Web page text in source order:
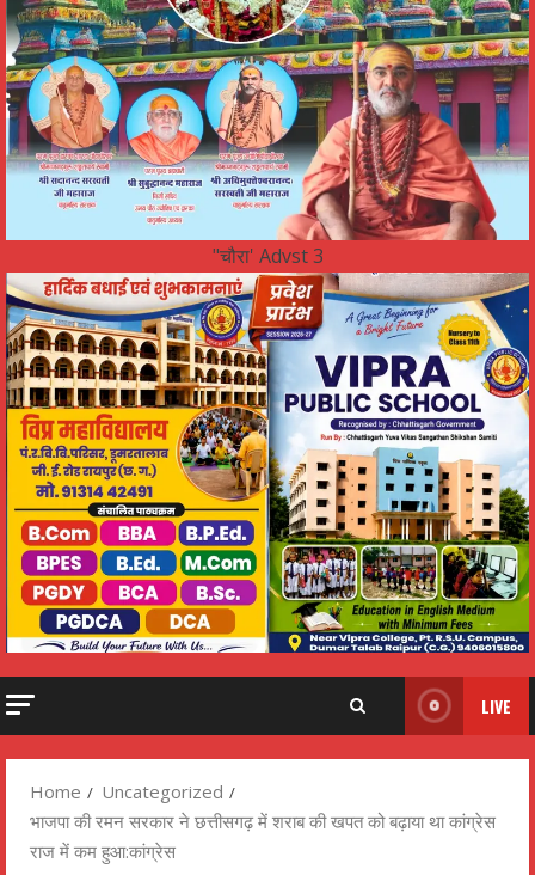
"चौरा' Advst 3
LIVE
Home
Uncategorized
भाजपा की रमन सरकार ने छत्तीसगढ़ में शराब की खपत को बढ़ाया था कांग्रेस
राज में कम हुआ:कांग्रेस